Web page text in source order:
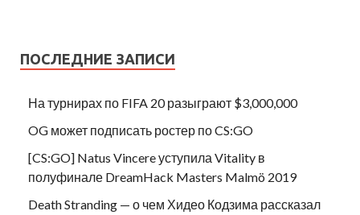
ПОСЛЕДНИЕ ЗАПИСИ
На турнирах по FIFA 20 разыграют $3,000,000
OG может подписать ростер по CS:GO
[CS:GO] Natus Vincere уступила Vitality в
полуфинале DreamHack Masters Malmö 2019
Death Stranding — о чем Хидео Кодзима рассказал